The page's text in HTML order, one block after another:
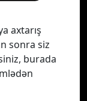
axtarış
sonra siz
burada